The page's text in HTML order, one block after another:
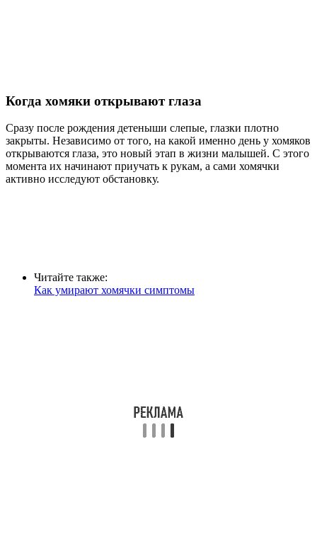
Когда хомяки открывают глаза
Сразу после рождения детеныши слепые, глазки плотно
закрыты. Независимо от того, на какой именно день у хомяков
открываются глаза, это новый этап в жизни малышей. С этого
момента их начинают приучать к рукам, а сами хомячки
активно исследуют обстановку.
Читайте также:
Как умирают хомячки симптомы